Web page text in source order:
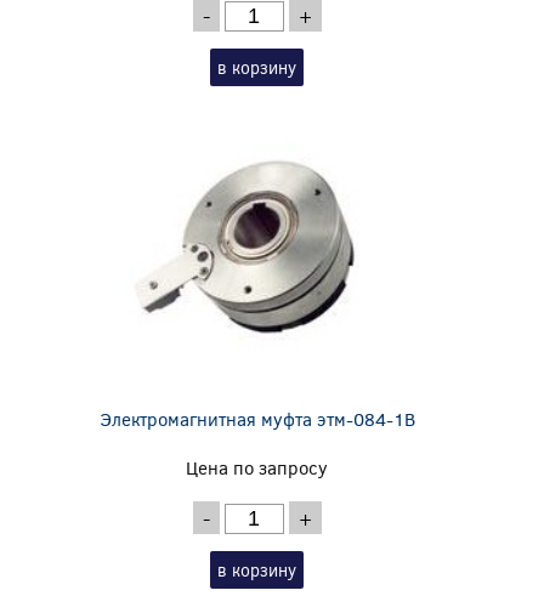
- +
в корзину
Электромагнитная муфта этм-084-1В
Цена по запросу
- +
в корзину